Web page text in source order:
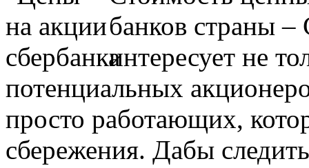
банков страны –
интересует не
потенциальных
просто работающих,
сбережения. Дабы